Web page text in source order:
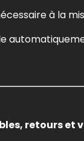
à la
retours et